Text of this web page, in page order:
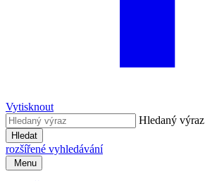
Vytisknout
Hledaný výraz
Hledat
rozšířené vyhledávání
Menu